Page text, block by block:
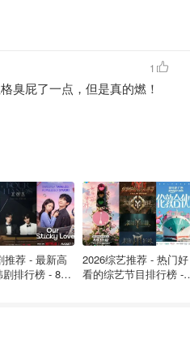
臭屁了一点，但是真的燃！
1
推荐 - 最新高
排行榜 - 8月
2026综艺推荐 - 热门好
看的综艺节目排行榜 -